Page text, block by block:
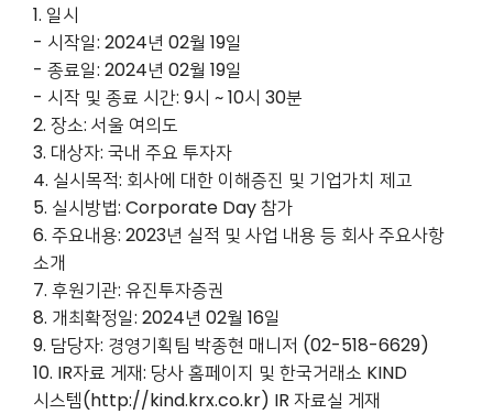
1. 일시
- 시작일: 2024년 02월 19일
- 종료일: 2024년 02월 19일
- 시작 및 종료 시간: 9시 ~ 10시 30분
2. 장소: 서울 여의도
3. 대상자: 국내 주요 투자자
4. 실시목적: 회사에 대한 이해증진 및 기업가치 제고
5. 실시방법: Corporate Day 참가
6. 주요내용: 2023년 실적 및 사업 내용 등 회사 주요사항
소개
7. 후원기관: 유진투자증권
8. 개최확정일: 2024년 02월 16일
9. 담당자: 경영기획팀 박종현 매니저 (02-518-6629)
10. IR자료 게재: 당사 홈페이지 및 한국거래소 KIND
시스템(http://kind.krx.co.kr) IR 자료실 게재